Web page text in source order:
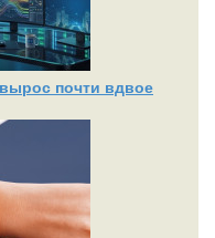
почти вдвое